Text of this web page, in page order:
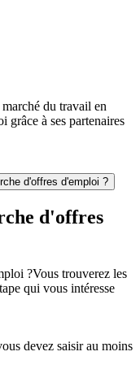
du travail en
grâce à ses partenaires
d'offres d'emploi ?
d'offres
?Vous trouverez les
qui vous intéresse
devez saisir au moins